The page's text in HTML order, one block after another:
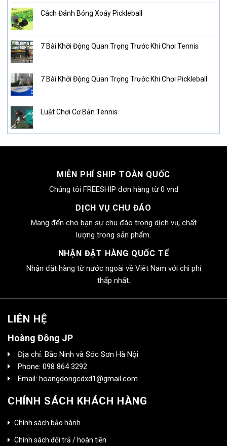
Cách Đánh Bóng Xoáy Pickleball
7 Bài Khởi Động Quan Trọng Trước Khi Chơi Tennis
7 Bài Khởi Động Quan Trọng Trước Khi Chơi Pickleball
Luật Chơi Cơ Bản Tennis
MIỄN PHÍ SHIP TOÀN QUỐC
Chúng tôi FREESHIP đơn hàng từ 0 vnd
DỊCH VỤ CHU ĐÁO
Mang đến cho bạn sự chu đáo trong dịch vụ, chất
lượng trong sản phẩm.
NHẬN ĐẶT HÀNG QUỐC TẾ
Nhận đặt hàng từ nước ngoài về Viêt Nam với chi phí
thấp nhất.
LIÊN HỆ
Hoàng Đông JP
Địa chỉ: Bắc Ninh và Sóc Sơn Hà Nội
Phone: 098 864 3292
Email: hoangdongcdxd1@gmail.com
CHÍNH SÁCH KHÁCH HÀNG
Chính sách bảo hành
Chính sách đổi trả / hoàn tiền